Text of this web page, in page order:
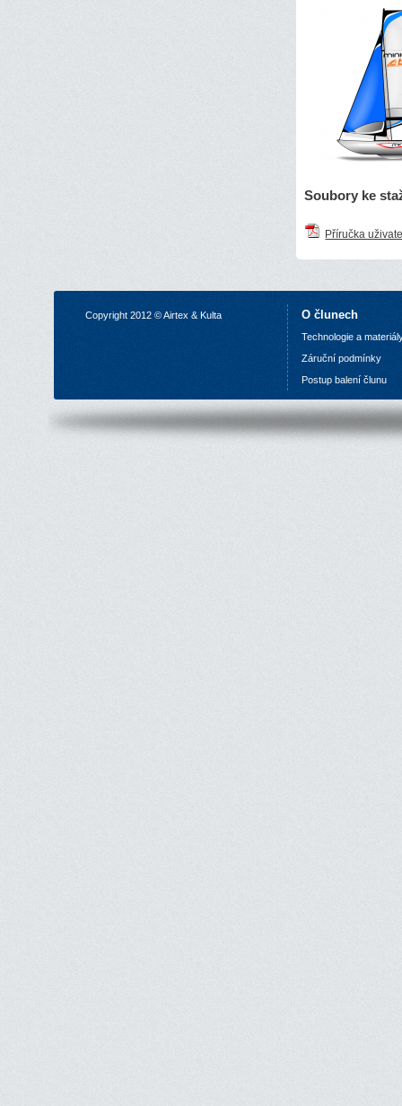
Soubory ke
Příručka
Copyright 2012 © Airtex & Kulta O člunech
Technologie a
Záruční podmínky
Postup balení člunu